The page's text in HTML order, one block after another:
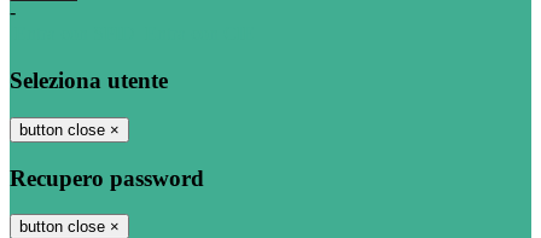
-
Seleziona utente
button close ×
Recupero password
button close ×